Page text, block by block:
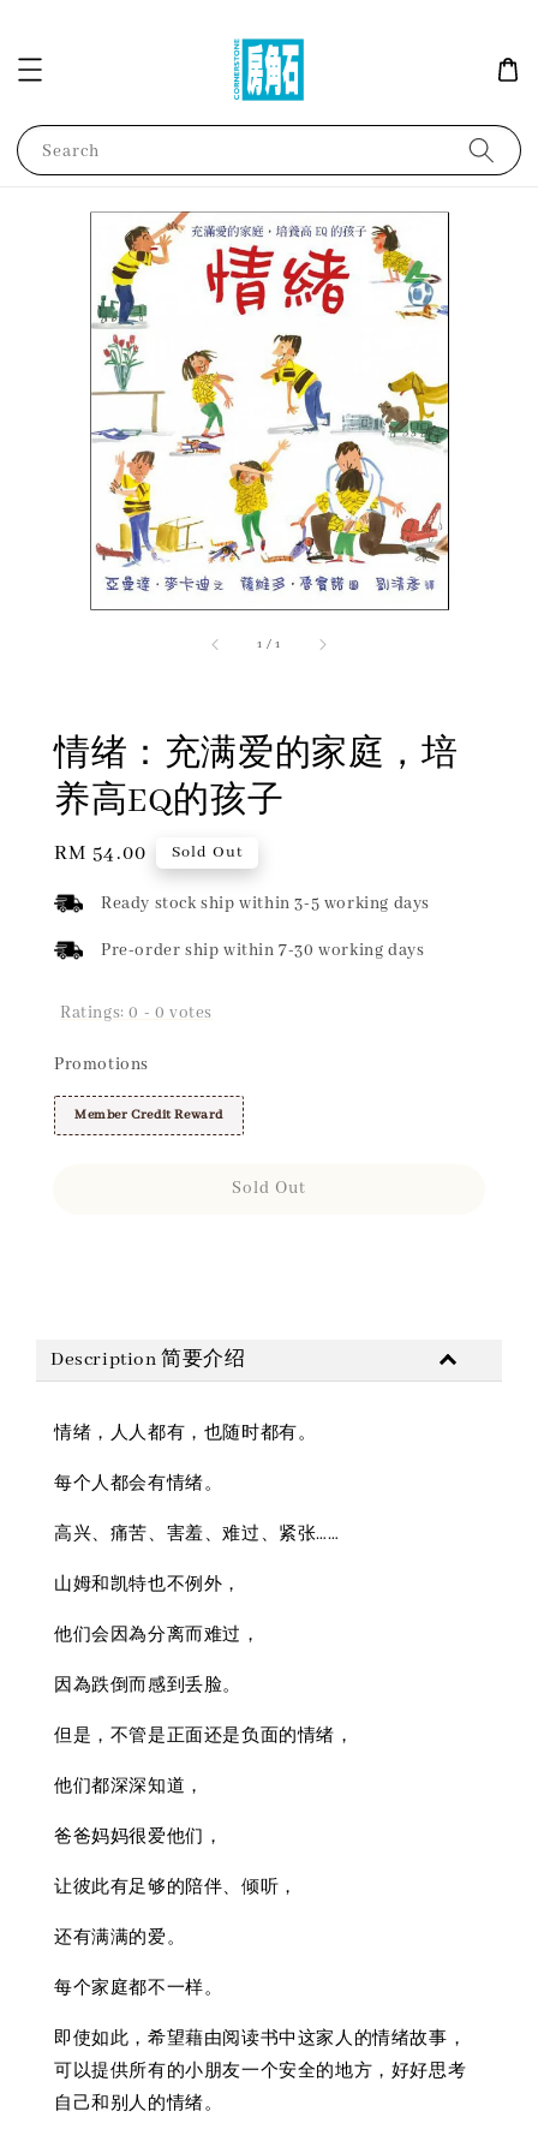
Search
1 /1
情绪：充满爱的家庭，培
养高EQ的孩子
Regular
RM 54.00 Sold Out
Ready stock ship within 3-5 working days
Pre-order ship within 7-30 working days
Ratings:0 - 0 votes
Promotions
Member Credit Reward
Sold Out
Description 简要介绍
情绪，人人都有，也随时都有。
每个人都会有情绪。
高兴、痛苦、害羞、难过、紧张……
山姆和凯特也不例外，
他们会因為分离而难过，
因為跌倒而感到丢脸。
但是，不管是正面还是负面的情绪，
他们都深深知道，
爸爸妈妈很爱他们，
让彼此有足够的陪伴、倾听，
还有满满的爱。
每个家庭都不一样。
即使如此，希望藉由阅读书中这家人的情绪故事，
可以提供所有的小朋友一个安全的地方，好好思考
自己和别人的情绪。